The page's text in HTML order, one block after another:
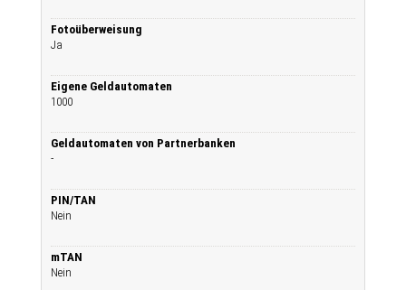
Fotoüberweisung
Ja
Eigene Geldautomaten
1000
Geldautomaten von Partnerbanken
-
PIN/TAN
Nein
mTAN
Nein